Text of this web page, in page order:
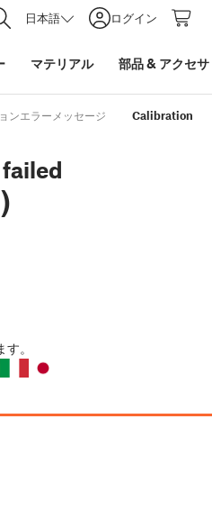
日本語 ログイン
マテリアル 部品& アクセ
ンエラーメッセージ Calibration
。